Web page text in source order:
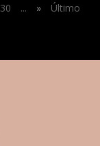
30 ... » Último